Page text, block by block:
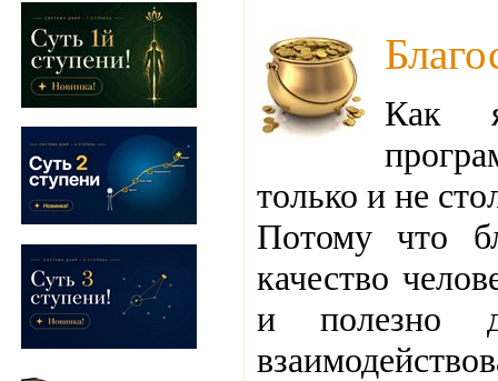
Как
только и не
Потому что
качество
и полезно